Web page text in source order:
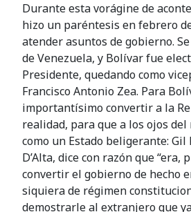
Durante esta vorágine de
hizo un paréntesis en febrero
atender asuntos de gobierno.
de Venezuela, y Bolívar fue
Presidente, quedando como
Francisco Antonio Zea. Para
importantísimo convertir a la
realidad, para que a los ojos
como un Estado beligerante:
D’Alta, dice con razón que “era,
convertir el gobierno de hecho
siquiera de régimen
demostrarle al extranjero que